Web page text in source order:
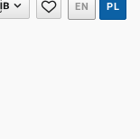
EN PL